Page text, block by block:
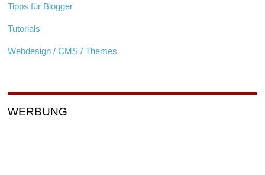
Tipps für Blogger
Tutorials
Webdesign / CMS / Themes
WERBUNG